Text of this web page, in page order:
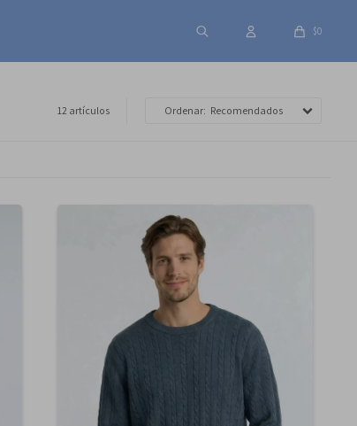
$0
12 artículos Recomendados